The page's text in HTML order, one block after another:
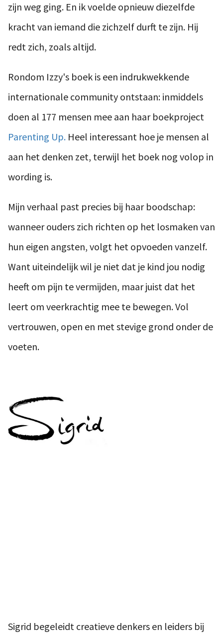
zijn weg ging. En ik voelde opnieuw diezelfde
kracht van iemand die zichzelf durft te zijn. Hij
redt zich, zoals altijd.
Rondom Izzy's boek is een indrukwekkende
internationale community ontstaan: inmiddels
doen al 177 mensen mee aan haar boekproject
Parenting Up. Heel interessant hoe je mensen al
aan het denken zet, terwijl het boek nog volop in
wording is.
Mijn verhaal past precies bij haar boodschap:
wanneer ouders zich richten op het losmaken van
hun eigen angsten, volgt het opvoeden vanzelf.
Want uiteindelijk wil je niet dat je kind jou nodig
heeft om pijn te vermijden, maar juist dat het
leert om veerkrachtig mee te bewegen. Vol
vertrouwen, open en met stevige grond onder de
voeten.
Sigrid begeleidt creatieve denkers en leiders bij